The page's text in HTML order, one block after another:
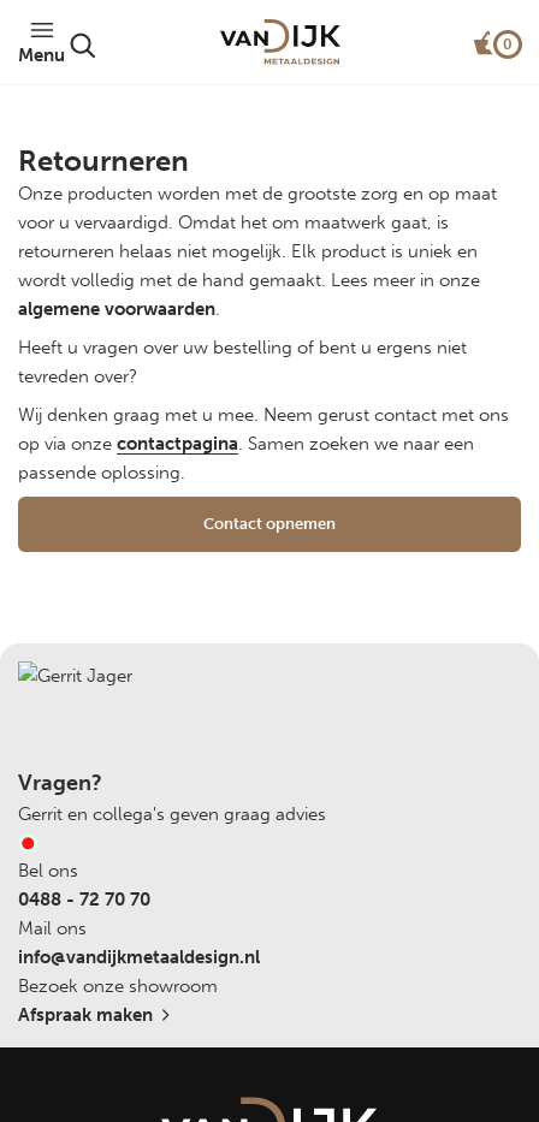
Menu
0
Retourneren
Onze producten worden met de grootste zorg en op maat
voor u vervaardigd. Omdat het om maatwerk gaat, is
retourneren helaas niet mogelijk. Elk product is uniek en
wordt volledig met de hand gemaakt. Lees meer in onze
algemene voorwaarden.
Heeft u vragen over uw bestelling of bent u ergens niet
tevreden over?
Wij denken graag met u mee. Neem gerust contact met ons
op via onze contactpagina. Samen zoeken we naar een
passende oplossing.
Contact opnemen
Vragen?
Gerrit en collega's geven graag advies
Bel ons
0488 - 72 70 70
Mail ons
info@vandijkmetaaldesign.nl
Bezoek onze showroom
Afspraak maken